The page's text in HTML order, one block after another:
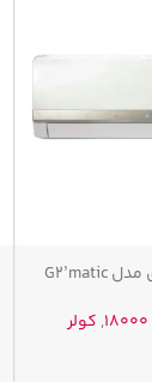
کولر گازی 18000 گری مدل G2’matic
, کولر